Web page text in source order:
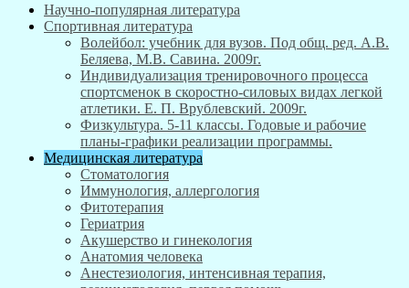
Научно-популярная литература
Спортивная литература
Волейбол: учебник для вузов. Под общ. ред. А.В.
Беляева, М.В. Савина. 2009г.
Индивидуализация тренировочного процесса
спортсменок в скоростно-силовых видах легкой
атлетики. Е. П. Врублевский. 2009г.
Физкультура. 5-11 классы. Годовые и рабочие
планы-графики реализации программы.
Медицинская литература
Стоматология
Иммунология, аллергология
Фитотерапия
Гериатрия
Акушерство и гинекология
Анатомия человека
Анестезиология, интенсивная терапия,